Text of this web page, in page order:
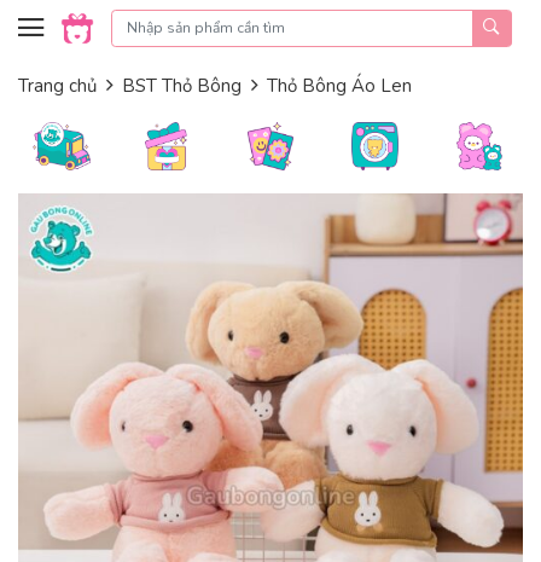
Skip to content
Trang chủ BST Thỏ Bông Thỏ Bông Áo Len